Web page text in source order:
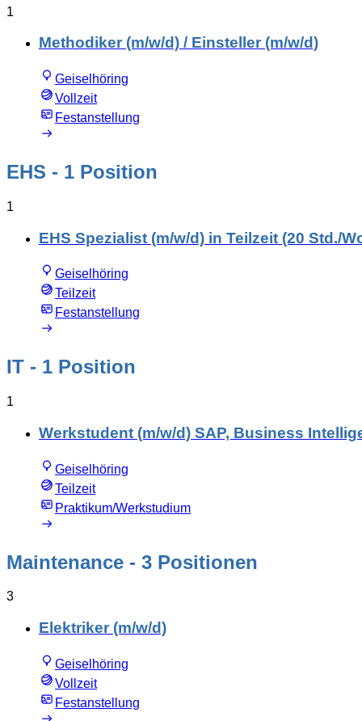
1
Methodiker (m/w/d) / Einsteller (m/w/d)
Geiselhöring
Vollzeit
Festanstellung
EHS - 1 Position
1
EHS Spezialist (m/w/d) in Teilzeit (20 Std./
Geiselhöring
Teilzeit
Festanstellung
IT - 1 Position
1
Werkstudent (m/w/d) SAP, Business
Geiselhöring
Teilzeit
Praktikum/Werkstudium
Maintenance - 3 Positionen
3
Elektriker (m/w/d)
Geiselhöring
Vollzeit
Festanstellung